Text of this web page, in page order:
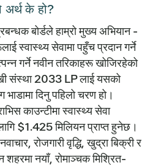
अर्थ के हो?
बोर्डले हाम्रो मुख्य अभियान -
स्वास्थ्य सेवामा पहुँच प्रदान गर्ने
गर्ने नवीन तरिकाहरू खोजिरहेको
संस्था 2033 LP लाई यसको
दिनु पहिलो चरण हो।
काउन्टीमा स्वास्थ्य सेवा
$1.425 मिलियन प्राप्त हुनेछ।
रोजगारी वृद्धि, खुद्रा बिक्री र
नयाँ, रोमाञ्चक मिश्रित-